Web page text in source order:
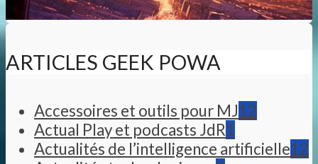
ARTICLES GEEK POWA
Accessoires et outils pour MJ12
Actual Play et podcasts JdR1
Actualités de l’intelligence artificielle12